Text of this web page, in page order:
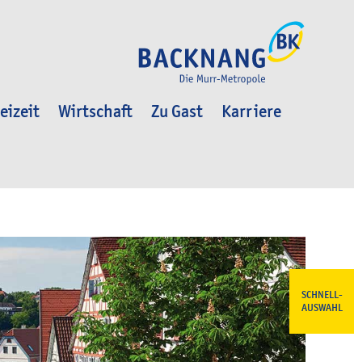
Wirtschaft Zu Gast
Karriere
SCHNELL-
AUSWAHL